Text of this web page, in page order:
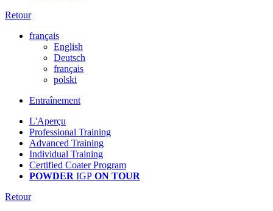
Retour
français
English
Deutsch
français
polski
Entraînement
L'Aperçu
Professional Training
Advanced Training
Individual Training
Certified Coater Program
POWDER IGP ON TOUR
Retour